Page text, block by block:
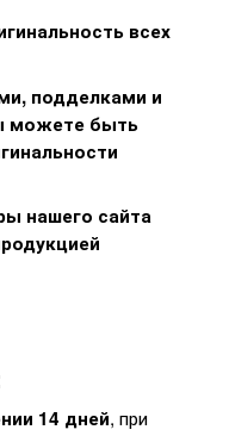
всех
подделками и
можете быть
нашего сайта
14 дней, при